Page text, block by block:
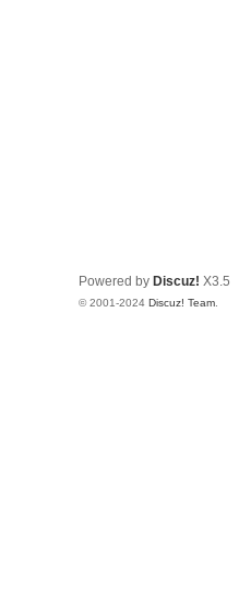
Powered by Discuz! X3.5
© 2001-2024 Discuz! Team